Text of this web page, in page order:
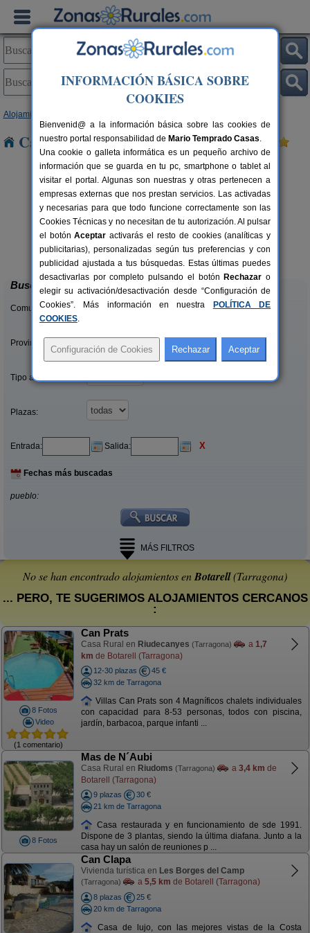
Alojamientos
Casas Rurales cerca de Botarell
2-7+2 pers.
desde69 €
Ca Calbet
Margalef (Tarragona)
Buscar
Comunidades:
Provincias/Islas:
Tipo alquiler:
Plazas:
Entrada: Salida: X
Fechas más buscadas
pueblo:
MÁS FILTROS
No se han encontrado alojamientos enBotarell(Tarragona)
... PERO, TE SUGERIMOS ALOJAMIENTOS CERCANOS
:
8 Fotos
Video
(1 comentario)
Can Prats
Casa Rural en Riudecanyes (Tarragona) a 1,7
km de Botarell (Tarragona)
12-30 plazas
45 €
32 km de Tarragona
Villas Can Prats son 4 Magníficos chalets individuales
con capacidad para 8-53 personas, todos con piscina,
jardín, barbacoa, parque infanti ...
8 Fotos
Mas de N´Aubi
Casa Rural en Riudoms (Tarragona) a 3,4 km de
Botarell (Tarragona)
9 plazas
30 €
21 km de Tarragona
Casa restaurada y en funcionamiento de sde 1991.
Dispone de 3 plantas, siendo la última diafana. Junto a la
casa hay un salón de reuniones p ...
Can Clapa
Vivienda turística en Les Borges del Camp
(Tarragona) a 5,5 km de Botarell (Tarragona)
8 plazas
25 €
20 km de Tarragona
Casa de lujo, con las mejores vistas de la Costa
INFORMACIÓN BÁSICA SOBRE
COOKIES
Bienvenid@ a la información básica sobre las cookies de
nuestro portal responsabilidad de Mario Temprado Casas.
Una cookie o galleta informática es un pequeño archivo de
información que se guarda en tu pc, smartphone o tablet al
visitar el portal. Algunas son nuestras y otras pertenecen a
empresas externas que nos prestan servicios. Las activadas
y necesarias para que todo funcione correctamente son las
Cookies Técnicas y no necesitan de tu autorización. Al pulsar
el botónAceptar activarás el resto de cookies (analíticas y
publicitarias), personalizadas según tus preferencias y con
publicidad ajustada a tus búsquedas. Estas últimas puedes
desactivarlas por completo pulsando el botón Rechazar o
elegir su activación/desactivación desde “Configuración de
Cookies”. Más información en nuestra
POLÍTICA DE
COOKIES.